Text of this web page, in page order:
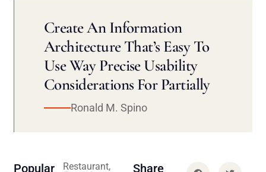
Create An Information
Architecture That’s Easy To
Use Way Precise Usability
Considerations For Partially
Ronald M. Spino
Popular
Restaurant,
Share